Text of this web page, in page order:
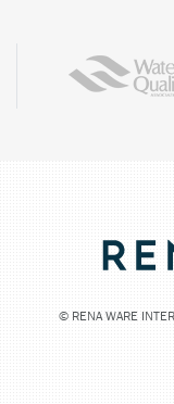
© RENA WARE